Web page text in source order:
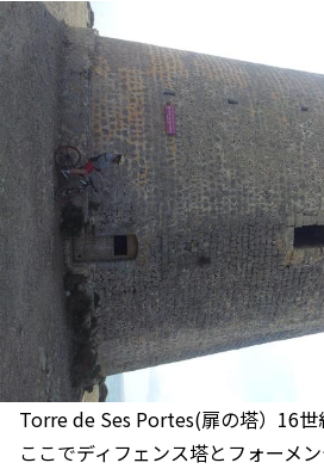
Torre de Ses Portes(扉の塔）16世
ここでディフェンス塔とフォーメ